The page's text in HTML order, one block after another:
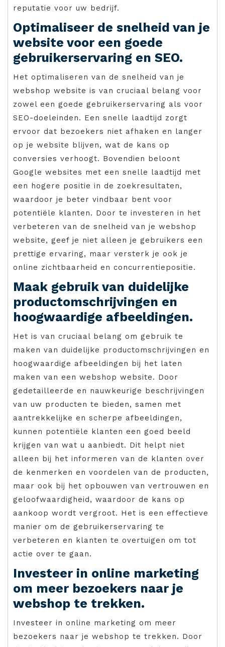
reputatie voor uw bedrijf.
Optimaliseer de snelheid van je
website voor een goede
gebruikerservaring en SEO.
Het optimaliseren van de snelheid van je
webshop website is van cruciaal belang voor
zowel een goede gebruikerservaring als voor
SEO-doeleinden. Een snelle laadtijd zorgt
ervoor dat bezoekers niet afhaken en langer
op je website blijven, wat de kans op
conversies verhoogt. Bovendien beloont
Google websites met een snelle laadtijd met
een hogere positie in de zoekresultaten,
waardoor je beter vindbaar bent voor
potentiële klanten. Door te investeren in het
verbeteren van de snelheid van je webshop
website, geef je niet alleen je gebruikers een
prettige ervaring, maar versterk je ook je
online zichtbaarheid en concurrentiepositie.
Maak gebruik van duidelijke
productomschrijvingen en
hoogwaardige afbeeldingen.
Het is van cruciaal belang om gebruik te
maken van duidelijke productomschrijvingen en
hoogwaardige afbeeldingen bij het laten
maken van een webshop website. Door
gedetailleerde en nauwkeurige beschrijvingen
van uw producten te bieden, samen met
aantrekkelijke en scherpe afbeeldingen,
kunnen potentiële klanten een goed beeld
krijgen van wat u aanbiedt. Dit helpt niet
alleen bij het informeren van de klanten over
de kenmerken en voordelen van de producten,
maar ook bij het opbouwen van vertrouwen en
geloofwaardigheid, waardoor de kans op
aankoop wordt vergroot. Het is een effectieve
manier om de gebruikerservaring te
verbeteren en klanten te overtuigen om tot
actie over te gaan.
Investeer in online marketing
om meer bezoekers naar je
webshop te trekken.
Investeer in online marketing om meer
bezoekers naar je webshop te trekken. Door